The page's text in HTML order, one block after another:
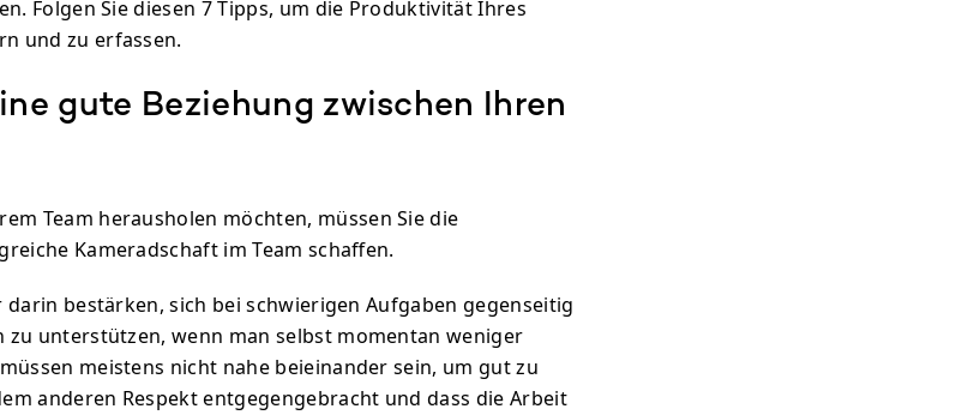
Folgen Sie diesen 7 Tipps, um die Produktivität Ihres
und zu erfassen.
gute Beziehung zwischen Ihren
Team herausholen möchten, müssen Sie die
Kameradschaft im Team schaffen.
bestärken, sich bei schwierigen Aufgaben gegenseitig
zu unterstützen, wenn man selbst momentan weniger
meistens nicht nahe beieinander sein, um gut zu
anderen Respekt entgegengebracht und dass die Arbeit